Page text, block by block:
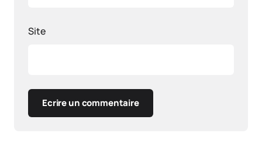
Site
Ecrire un commentaire